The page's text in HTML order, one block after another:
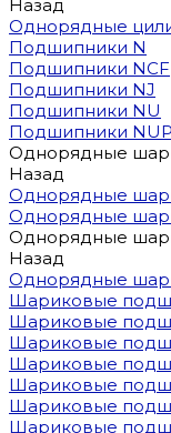
Назад
Однорядные
Подшипники N
Подшипники NCF
Подшипники NJ
Подшипники NU
Подшипники NUP
Однорядные
Назад
Однорядные
Однорядные
Однорядные
Назад
Однорядные
Шариковые
Шариковые
Шариковые
Шариковые
Шариковые
Шариковые
Шариковые